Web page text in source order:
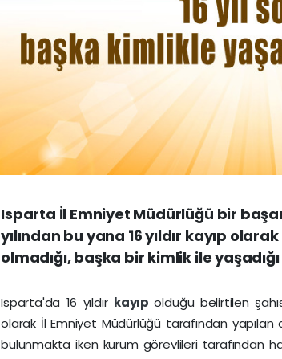
Isparta İl Emniyet Müdürlüğü bir
yılından bu yana 16 yıldır kayıp
olmadığı, başka bir kimlik ile
Isparta'da 16 yıldır kayıpolduğu belirtilen
olarak İl Emniyet Müdürlüğü tarafından yapılan
bulunmakta iken kurum görevlileri tarafından